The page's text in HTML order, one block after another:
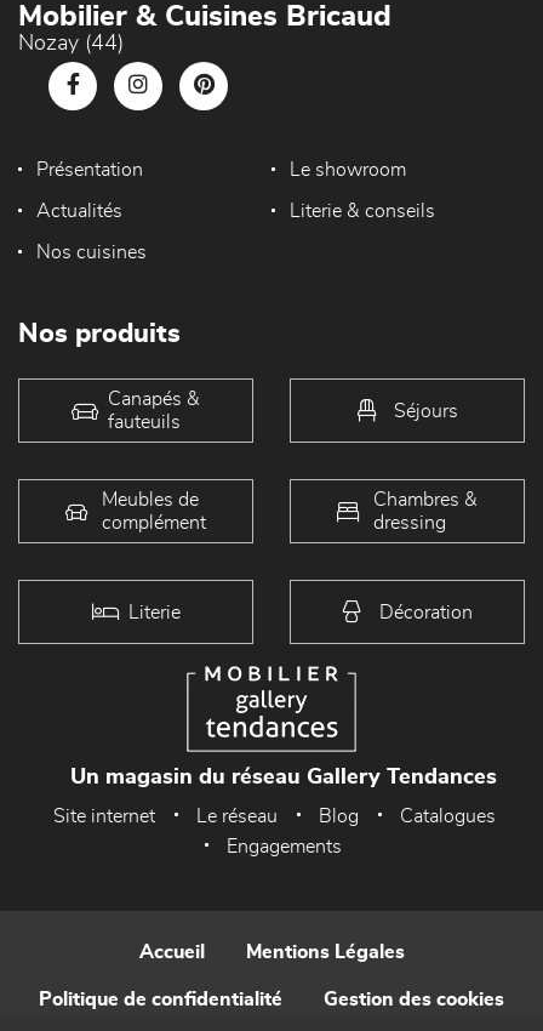
Mobilier & Cuisines Bricaud
Nozay (44)
Présentation Le showroom
Actualités Literie & conseils
Nos cuisines
Nos produits
Canapés &
fauteuils
Séjours
Meubles de
complément
Chambres &
dressing
Literie Décoration
Un magasin du réseau Gallery Tendances
Site internet Le réseau Blog
Catalogues
Engagements
Accueil Mentions Légales
Politique de confidentialité Gestion des cookies